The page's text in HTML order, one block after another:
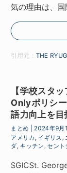
気の理由は、
引用元：THE
【学校スタ
Onlyポリシ
語力向上を
まとめ
2024年9月
アメリカ , イギリス ,
ダ, キッチン ,セント
SGICSt.